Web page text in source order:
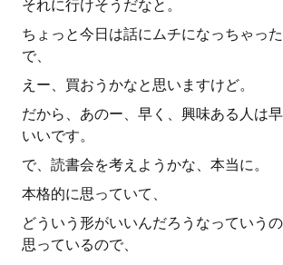
それに行けそうだなと。
ちょっと今日は話にムチになっちゃっ
で、
えー、買おうかなと思いますけど。
だから、あのー、早く、興味ある人は
いいです。
で、読書会を考えようかな、本当に。
本格的に思っていて、
どういう形がいいんだろうなっていう
思っているので、